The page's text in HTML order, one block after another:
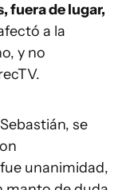
fuera de lugar,
a la
y no
se
unanimidad,